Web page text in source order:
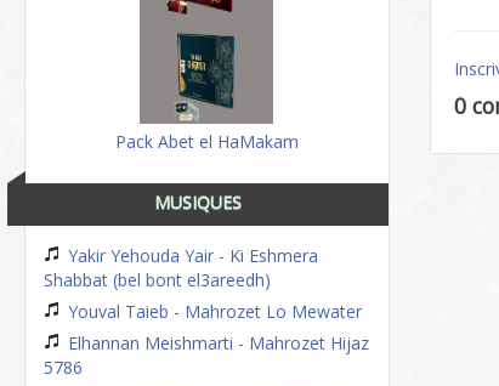
Pack Abet el HaMakam
MUSIQUES
Yakir Yehouda Yair - Ki Eshmera
Shabbat (bel bont el3areedh)
Youval Taieb - Mahrozet Lo Mewater
Elhannan Meishmarti - Mahrozet Hijaz
5786
0